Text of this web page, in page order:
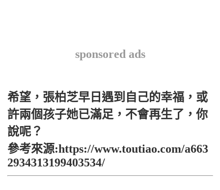
sponsored ads
希望，張柏芝早日遇到自己的幸福，或
許兩個孩子她已滿足，不會再生了，你
說呢？
參考來源:https://www.toutiao.com/a663
2934313199403534/